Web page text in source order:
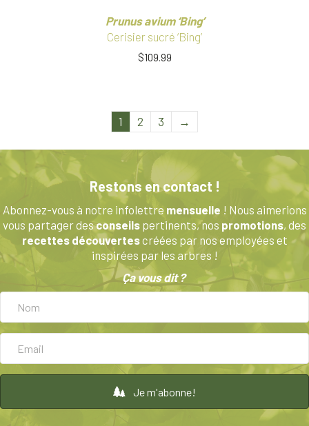
Prunus avium ‘Bing’
Cerisier sucré ‘Bing’
$109.99
plusieurs
variations.
Les
options
peuvent
être
choisies
sur
la
page
du
produit
1 2 3 →
Restons en contact !
Abonnez-vous à notre infolettre mensuelle ! Nous aimerions
vous partager desconseils pertinents, nos promotions, des
recettes découvertescréées par nos employées et
inspirées par les arbres !
Ça vous dit ?
Je m'abonne!